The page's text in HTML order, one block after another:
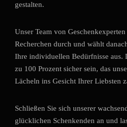
gestalten.
Unser Team von
Recherchen durch und wählt
Ihre individuellen Bedürfnisse aus.
zu 100 Prozent sicher sein, das
Lächeln ins Gesicht Ihrer Liebsten
Schließen Sie sich unserer
glücklichen Schenkenden an und